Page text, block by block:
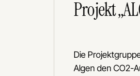
Projekt
Die
Algen den CO2-